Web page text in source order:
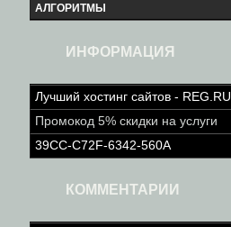
АЛГОРИТМЫ
ИНФОРМАЦИЯ
Лучший хостинг сайтов - REG.RU
Промокод 5% скидки на услуги
39CC-C72F-6342-560A
КОММЕНТАРИИ